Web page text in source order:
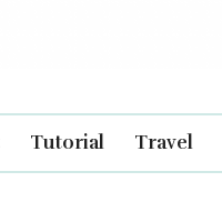
Tutorial Travel